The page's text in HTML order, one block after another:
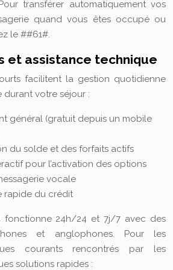
transférer automatiquement vos
quand vous êtes occupé ou
le ##61#.
et assistance technique
facilitent la gestion quotidienne
votre séjour :
général (gratuit depuis un mobile
du solde et des forfaits actifs
pour l’activation des options
vocale
rapide du crédit
fonctionne 24h/24 et 7j/7 avec des
et anglophones. Pour les
courants rencontrés par les
solutions rapides :